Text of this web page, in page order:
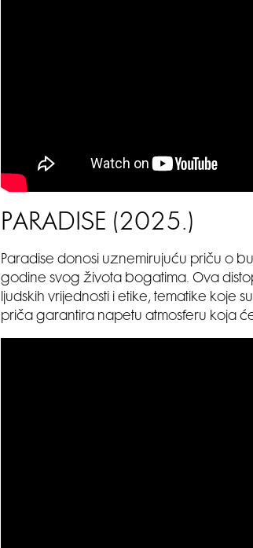
PARADISE (2025.)
Paradise donosi uznemirujuću priču o
godine svog života bogatima. Ova
ljudskih vrijednosti i etike, tematike koje
priča garantira napetu atmosferu koja